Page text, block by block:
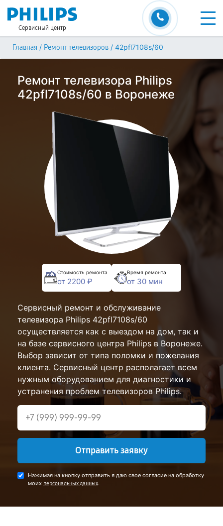
Сервисный центр
Главная / Ремонт телевизоров / 42pfl7108s/60
Ремонт телевизора Philips
42pfl7108s/60 в Воронеже
Стоимость ремонта
от 2200 ₽
Время ремонта
от 30 мин
Сервисный ремонт и обслуживание
телевизора Philips 42pfl7108s/60
осуществляется как с выездом на дом, так и
на базе сервисного центра Philips в Воронеже.
Выбор зависит от типа поломки и пожелания
клиента. Сервисный центр располагает всем
нужным оборудованием для диагностики и
устранения проблем телевизоров Philips.
Отправить заявку
Нажимая на кнопку отправить я даю свое согласие на обработку
моих персональных данных.